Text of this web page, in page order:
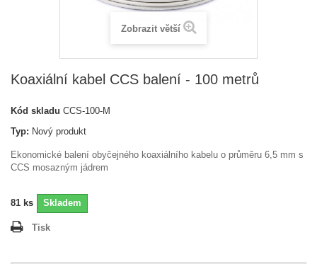
Zobrazit větší
Koaxiální kabel CCS balení - 100 metrů
Kód skladu CCS-100-M
Typ: Nový produkt
Ekonomické balení obyčejného koaxiálního kabelu o průměru 6,5 mm s
CCS mosazným jádrem
81 ks Skladem
Tisk